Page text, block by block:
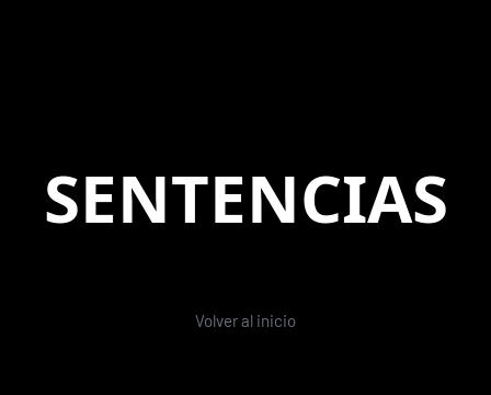
SENTENCIAS
Volver al inicio